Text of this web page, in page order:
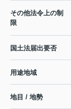
その他法令上の制
限
国土法届出要否
用途地域
地目 / 地勢